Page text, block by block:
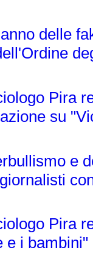
delle
Pira
su
e
Pira
e i bambini"